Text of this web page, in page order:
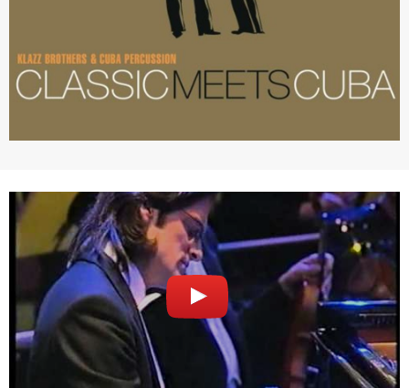
專案名稱
專案描述 使用 Facebook 帳號登入
使用 Google 帳號登入
使用 Facebook 帳號註冊
使用 Google 帳號註冊
緣會員有意願吉寶知識系統（本系統），經註冊本
系統表示您同意會員合約：
一、定義條款